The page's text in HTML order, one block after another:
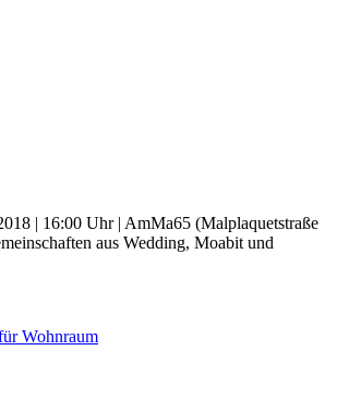
| 16:00 Uhr | AmMa65 (Malplaquetstraße
aus Wedding, Moabit und
Wohnraum